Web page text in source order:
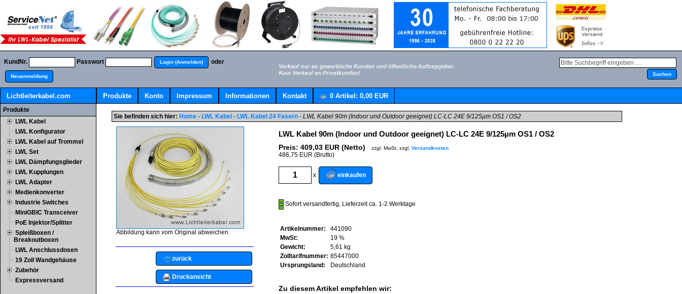
KundNr. Passwort Login (Anmelden) oder
Neuanmeldung
Lichtleiterkabel.com Produkte Konto Impressum Informationen Kontakt 0 Artikel: 0,00 EUR
Produkte
LWL Kabel
LWL Konfigurator
LWL Kabel auf Trommel
LWL Set
LWL Dämpfungsglieder
LWL Kupplungen
LWL Adapter
Medienkonverter
Industrie Switches
MiniGBIC Transceiver
PoE Injektor/Splitter
Spleißboxen /
Breakoutboxen
LWL Anschlussdosen
19 Zoll Wandgehäuse
Zubehör
Expressversand
Sie befinden sich hier: Home - LWL Kabel - LWL Kabel 24 Fasern - LWL Kabel 90m (Indoor und Outdoor geeignet) LC-LC 24E 9/125µm OS1 / OS2
Abbildung kann vom Original abweichen.
zurück
Druckansicht
LWL Kabel 90m (Indoor und Outdoor geeignet) LC-LC 24E 9/125µm OS1 / OS2
Preis: 409,03 EUR (Netto) zzgl. MwSt, zzgl. Versandkosten
486,75 EUR (Brutto)
x einkaufen
Sofort versandfertig, Lieferzeit ca. 1-2 Werktage
Artikelnummer:
441090
MwSt:
19 %
Gewicht:
5,61 kg
Zolltarifnummer: 85447000
Ursprungsland:
Deutschland
Zu diesem Artikel empfehlen wir: